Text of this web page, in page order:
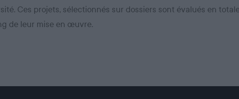
Ces projets, sélectionnés sur dossiers sont évalués en
de leur mise en œuvre.